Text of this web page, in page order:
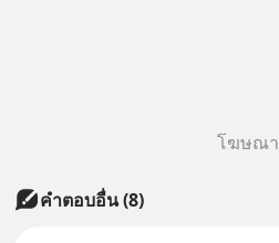
โฆษณา
คำตอบอื่น(8)